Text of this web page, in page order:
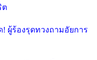
ต
ผู้ร้องรุดทวงถามอัยการ